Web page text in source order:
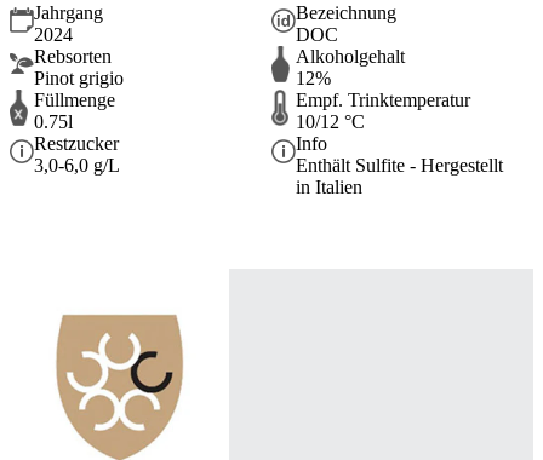
Jahrgang
2024
Bezeichnung
DOC
Rebsorten
Pinot grigio
Alkoholgehalt
12%
Füllmenge
0.75l
Empf. Trinktemperatur
10/12 °C
Restzucker
3,0-6,0 g/L
Info
Enthält Sulfite - Hergestellt
in Italien